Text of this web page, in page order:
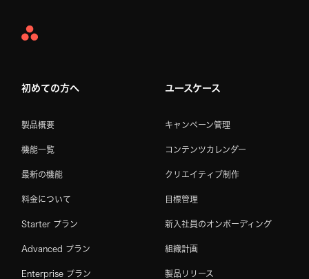
Asana
初めての方へ
製品概要
機能一覧
最新の機能
料金について
Starter プラン
Advanced プラン
Enterprise プラン
ユースケース
キャンペーン管理
コンテンツカレンダー
クリエイティブ制作
目標管理
新入社員のオンボーディング
組織計画
製品リリース